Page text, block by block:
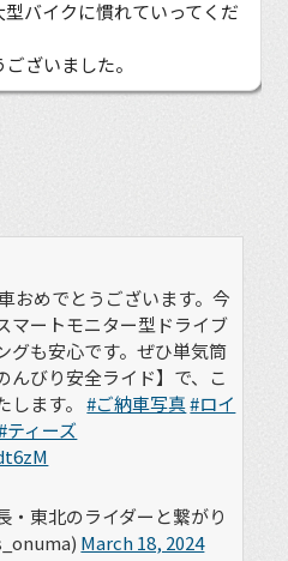
型バイクに慣れていってくだ
ざいました。
おめでとうございます。今
マートモニター型ドライブ
グも安心です。ぜひ単気筒
んびり安全ライド】で、こ
します。#ご納車写真#ロイ
ティーズ
東北のライダーと繋がり
March 18, 2024